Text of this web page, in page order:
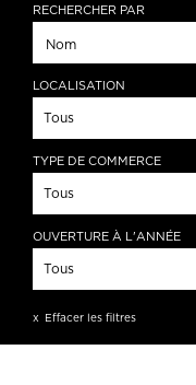
RECHERCHER PAR
LOCALISATION
Tous
La Guérinière
L'Epine
Noirmoutier-en-l'île
TYPE DE COMMERCE
Tous
Opticiens
Mode mixte
Mode femme
Mode homme
Mode enfant
Chaussures
OUVERTURE À L'ANNÉE
Tous
Effacer les filtres